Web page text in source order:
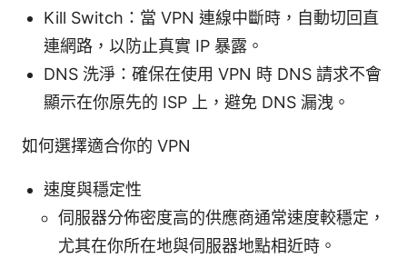
Kill Switch：當 VPN 連線中斷時，自動切回直
連網路，以防止真實 IP 暴露。
DNS 洗淨：確保在使用 VPN 時 DNS 請求不會
顯示在你原先的 ISP 上，避免 DNS 漏洩。
如何選擇適合你的 VPN
速度與穩定性
伺服器分佈密度高的供應商通常速度較穩定，
尤其在你所在地與伺服器地點相近時。